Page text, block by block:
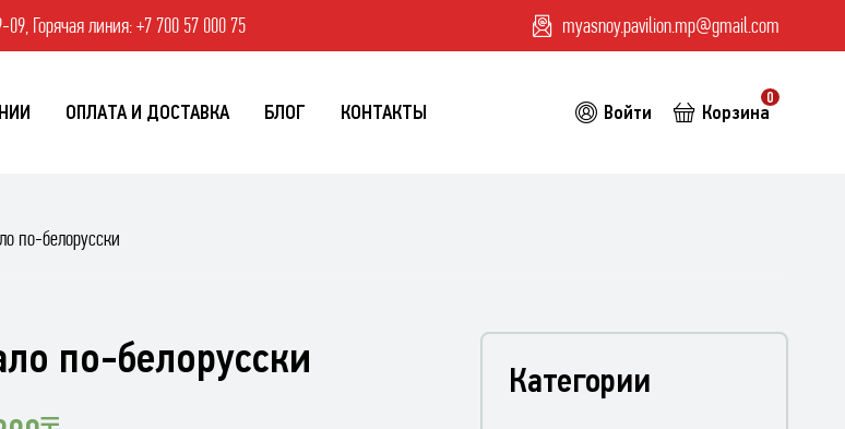
Горячая линия: +7 700 57 000 75 myasnoy.pavilion.mp@gmail.com
ОПЛАТА И ДОСТАВКА БЛОГ КОНТАКТЫ Войти Корзина
0
по-белорусски
по-белорусски Категории